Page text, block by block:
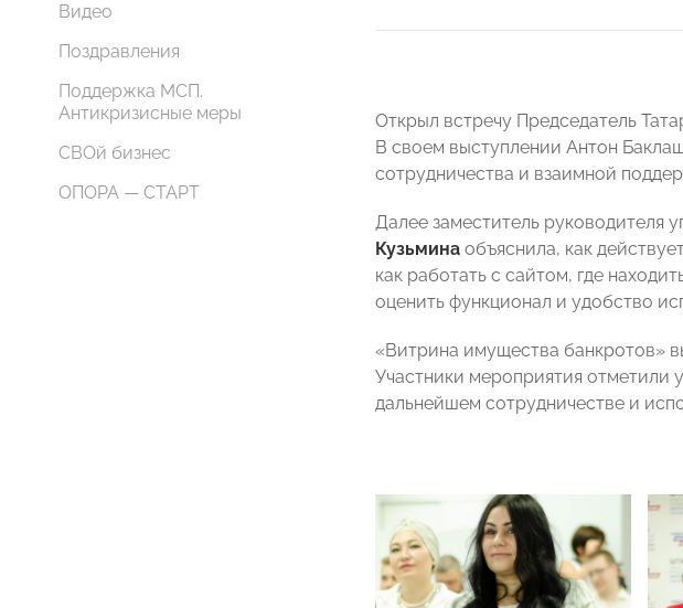
Видео
Поздравления
Поддержка МСП.
Антикризисные меры
СВОй бизнес
ОПОРА — СТАРТ
Открыл встречу Председатель
В своем выступлении Антон
сотрудничества и взаимной
Далее заместитель руководителя
Кузьмина объяснила, как
как работать с сайтом, где
оценить функционал и удобство
«Витрина имущества банкротов»
Участники мероприятия отметили
дальнейшем сотрудничестве и